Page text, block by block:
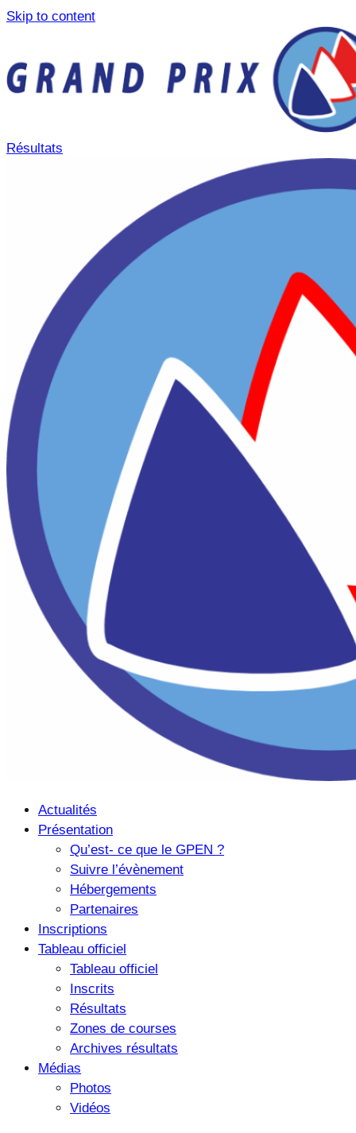
Skip to content
Résultats
Actualités
Présentation
Qu’est- ce que le GPEN ?
Suivre l’évènement
Hébergements
Partenaires
Inscriptions
Tableau officiel
Tableau officiel
Inscrits
Résultats
Zones de courses
Archives résultats
Médias
Photos
Vidéos